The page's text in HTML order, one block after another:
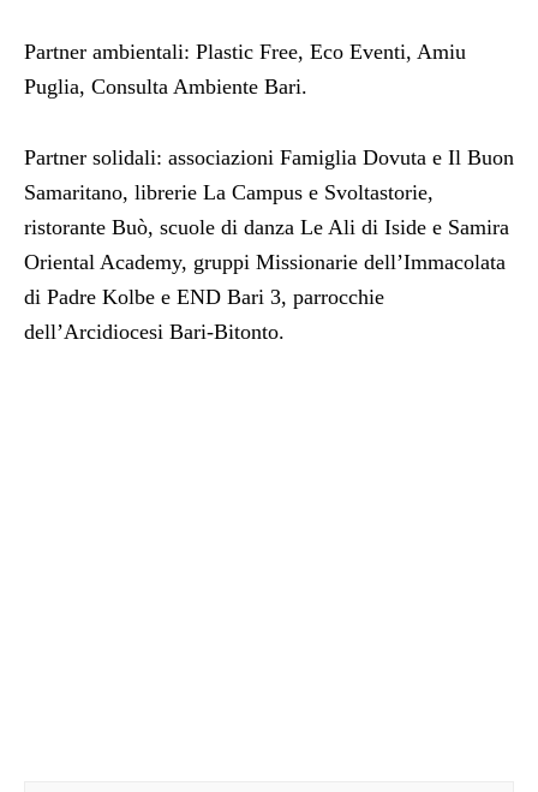
Partner ambientali: Plastic Free, Eco Eventi, Amiu
Puglia, Consulta Ambiente Bari.
Partner solidali: associazioni Famiglia Dovuta e Il Buon
Samaritano, librerie La Campus e Svoltastorie,
ristorante Buò, scuole di danza Le Ali di Iside e Samira
Oriental Academy, gruppi Missionarie dell’Immacolata
di Padre Kolbe e END Bari 3, parrocchie
dell’Arcidiocesi Bari-Bitonto.